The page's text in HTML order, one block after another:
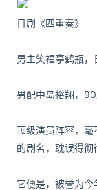
日剧《四重奏》
男主笑福亭鹤瓶，
男配中岛裕翔，
顶级演员阵容，毫
的剧名，耽误得彻
它便是，被誉为今